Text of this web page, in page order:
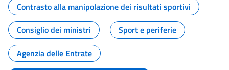
Contrasto alla manipolazione dei risultati sportivi
Consiglio dei ministri
Sport e periferie
Agenzia delle Entrate